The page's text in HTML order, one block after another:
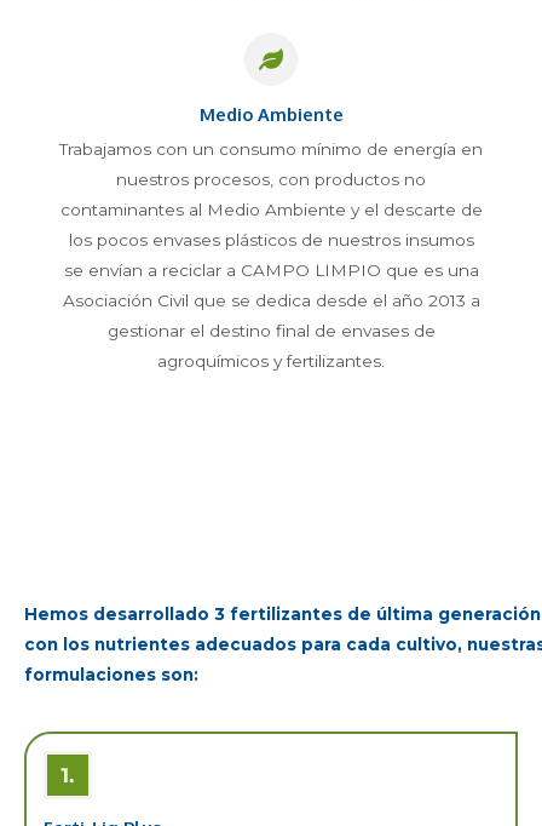
Medio Ambiente
Trabajamos con un consumo mínimo de energía en
nuestros procesos, con productos no
contaminantes al Medio Ambiente y el descarte de
los pocos envases plásticos de nuestros insumos
se envían a reciclar a CAMPO LIMPIO que es una
Asociación Civil que se dedica desde el año 2013 a
gestionar el destino final de envases de
agroquímicos y fertilizantes.
Hemos desarrollado 3 fertilizantes de última
con los nutrientes adecuados para cada cultivo,
formulaciones son: